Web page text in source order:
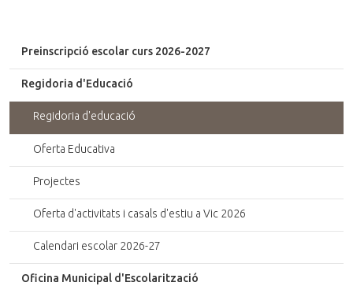
Preinscripció escolar curs 2026-2027
Regidoria d'Educació
Regidoria d'educació
Oferta Educativa
Projectes
Oferta d'activitats i casals d'estiu a Vic 2026
Calendari escolar 2026-27
Oficina Municipal d'Escolarització